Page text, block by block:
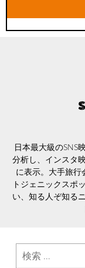
日本最大級のSNS
分析し、インスタ
に表示。大手旅行
トジェニックスポ
い、知る人ぞ知る